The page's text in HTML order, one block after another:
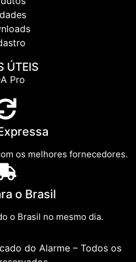
ÚTEIS
Pro
os melhores fornecedores.
o Brasil
o Brasil no mesmo dia.
do Alarme – Todos os